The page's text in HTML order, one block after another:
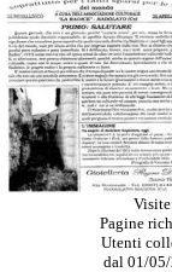
Pagine
Utenti
dal 01/